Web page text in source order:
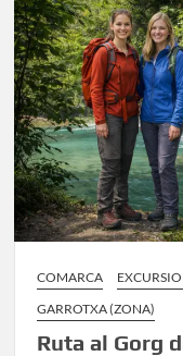
COMARCA
GARROTXA (ZONA)
Ruta al Gorg